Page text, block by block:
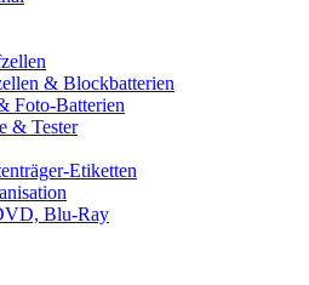
& Blockbatterien
Foto-Batterien
& Tester
Etiketten
Blu-Ray